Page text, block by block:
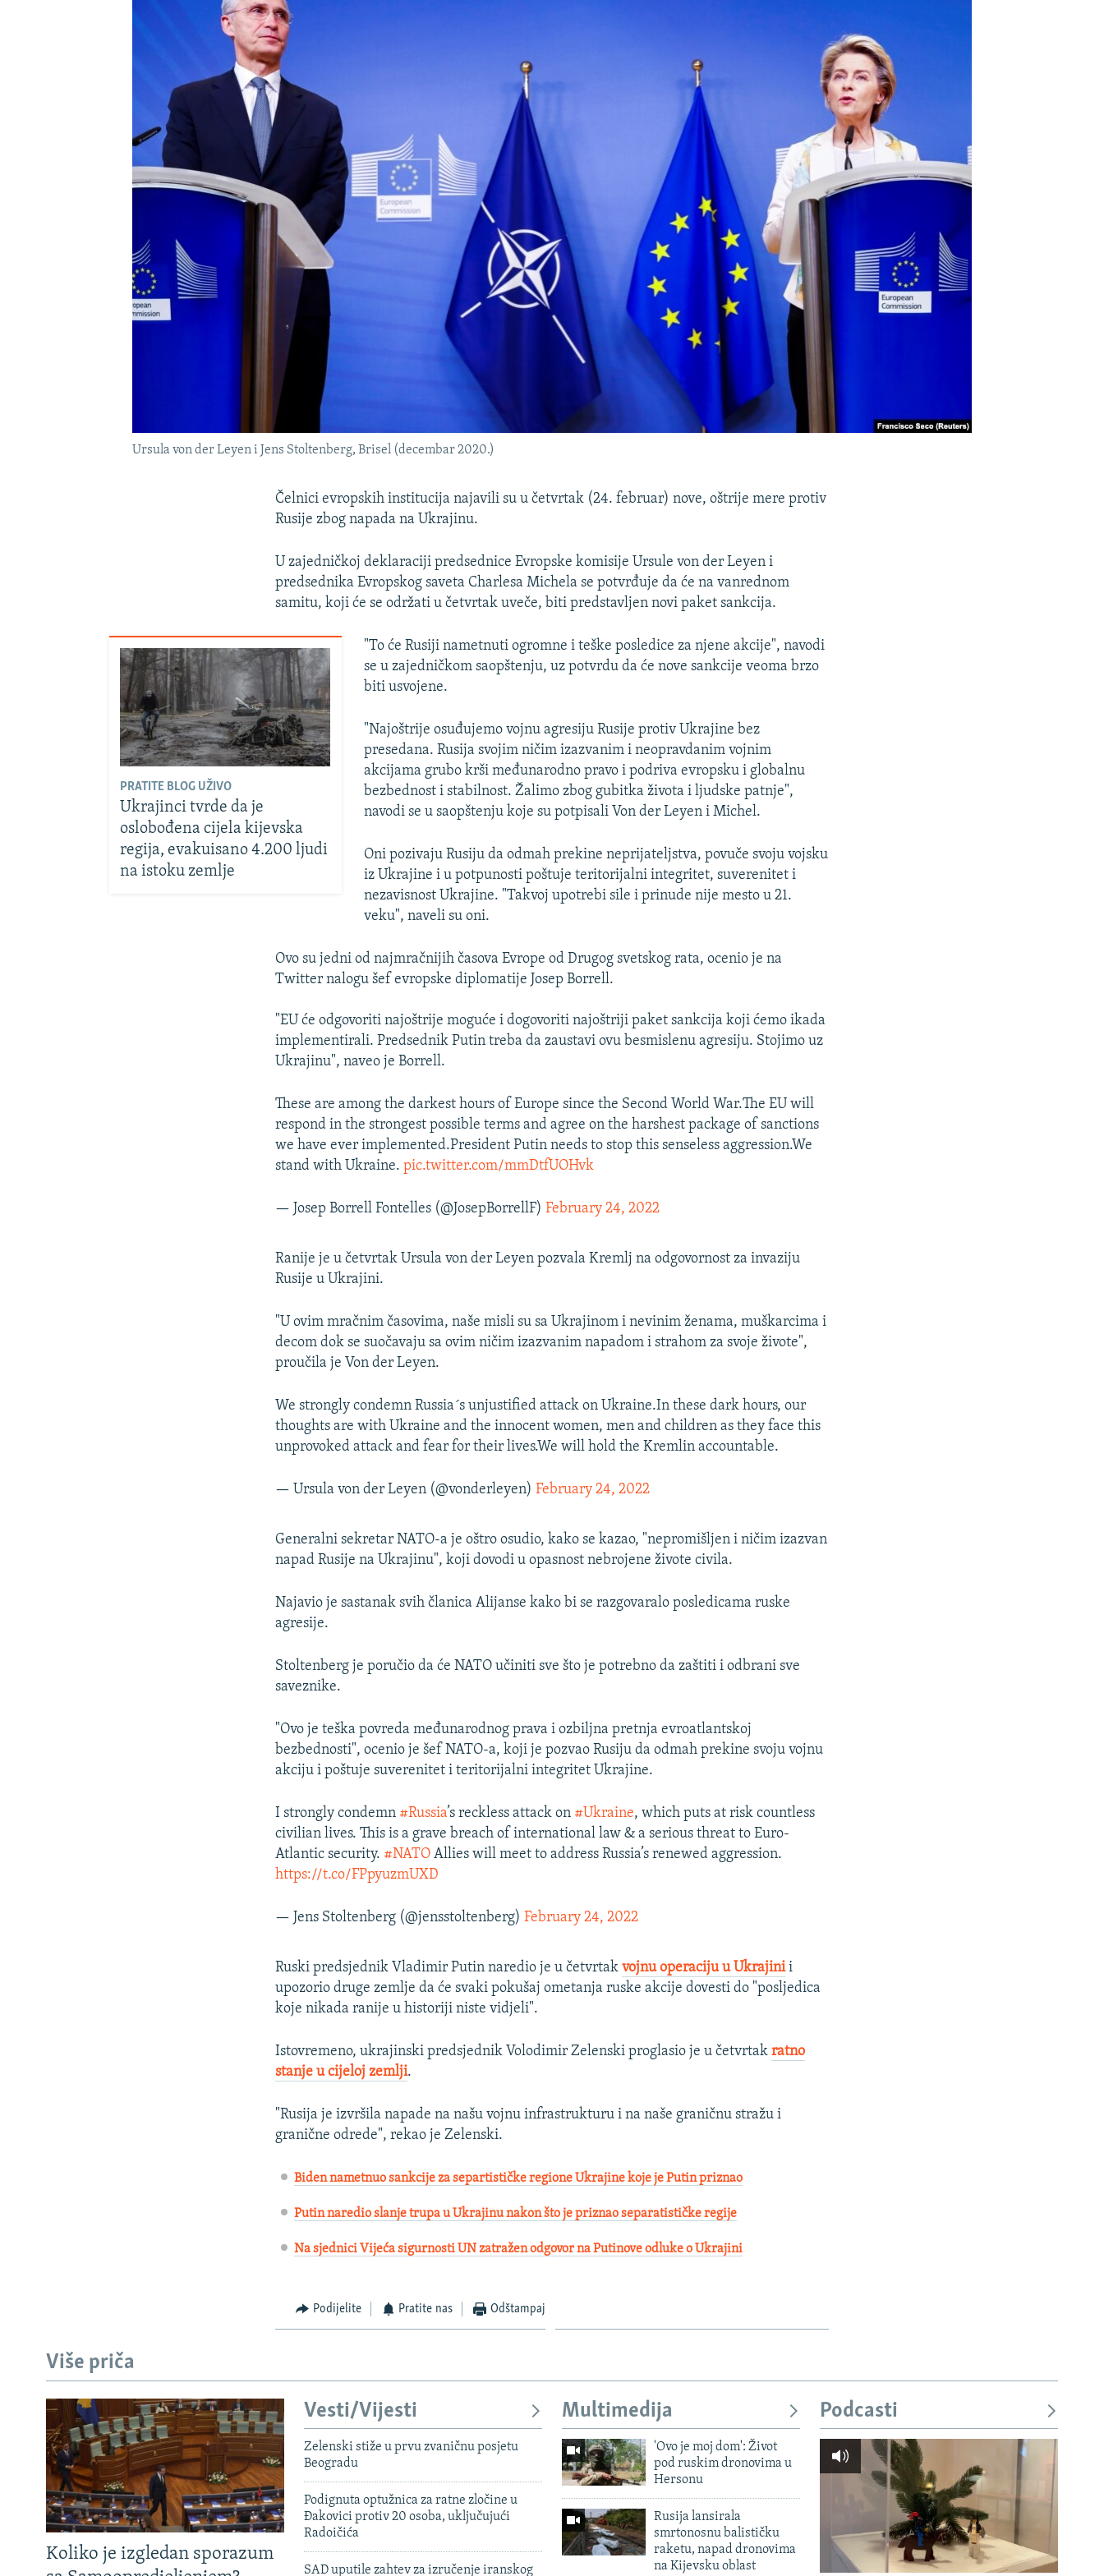
POPLAVE I KLIZIŠTA U BIH 2024.
TRI DECENIJE OD RATA U BIH
Ursula von der Leyen i Jens Stoltenberg, Brisel (decembar 2020.)
Čelnici evropskih institucija najavili su u četvrtak (24. februar) nove, oštrije mere protiv
Rusije zbog napada na Ukrajinu.
U zajedničkoj deklaraciji predsednice Evropske komisije Ursule von der Leyen i
predsednika Evropskog saveta Charlesa Michela se potvrđuje da će na vanrednom
samitu, koji će se održati u četvrtak uveče, biti predstavljen novi paket sankcija.
PRATITE BLOG UŽIVO
Ukrajinci tvrde da je
oslobođena cijela kijevska
regija, evakuisano 4.200 ljudi
na istoku zemlje
"To će Rusiji nametnuti ogromne i teške posledice za njene akcije", navodi
se u zajedničkom saopštenju, uz potvrdu da će nove sankcije veoma brzo
biti usvojene.
"Najoštrije osuđujemo vojnu agresiju Rusije protiv Ukrajine bez
presedana. Rusija svojim ničim izazvanim i neopravdanim vojnim
akcijama grubo krši međunarodno pravo i podriva evropsku i globalnu
bezbednost i stabilnost. Žalimo zbog gubitka života i ljudske patnje",
navodi se u saopštenju koje su potpisali Von der Leyen i Michel.
Oni pozivaju Rusiju da odmah prekine neprijateljstva, povuče svoju vojsku
iz Ukrajine i u potpunosti poštuje teritorijalni integritet, suverenitet i
nezavisnost Ukrajine. "Takvoj upotrebi sile i prinude nije mesto u 21.
veku", naveli su oni.
Ovo su jedni od najmračnijih časova Evrope od Drugog svetskog rata, ocenio je na
Twitter nalogu šef evropske diplomatije Josep Borrell.
"EU će odgovoriti najoštrije moguće i dogovoriti najoštriji paket sankcija koji ćemo ikada
implementirali. Predsednik Putin treba da zaustavi ovu besmislenu agresiju. Stojimo uz
Ukrajinu", naveo je Borrell.
These are among the darkest hours of Europe since the Second World War.The EU will
respond in the strongest possible terms and agree on the harshest package of sanctions
we have ever implemented.President Putin needs to stop this senseless aggression.We
stand with Ukraine.pic.twitter.com/mmDtfUOHvk
— Josep Borrell Fontelles (@JosepBorrellF)February 24, 2022
Ranije je u četvrtak Ursula von der Leyen pozvala Kremlj na odgovornost za invaziju
Rusije u Ukrajini.
"U ovim mračnim časovima, naše misli su sa Ukrajinom i nevinim ženama, muškarcima i
decom dok se suočavaju sa ovim ničim izazvanim napadom i strahom za svoje živote",
proučila je Von der Leyen.
We strongly condemn Russia´s unjustified attack on Ukraine.In these dark hours, our
thoughts are with Ukraine and the innocent women, men and children as they face this
unprovoked attack and fear for their lives.We will hold the Kremlin accountable.
— Ursula von der Leyen (@vonderleyen)February 24, 2022
Generalni sekretar NATO-a je oštro osudio, kako se kazao, "nepromišljen i ničim izazvan
napad Rusije na Ukrajinu", koji dovodi u opasnost nebrojene živote civila.
Najavio je sastanak svih članica Alijanse kako bi se razgovaralo posledicama ruske
agresije.
Stoltenberg je poručio da će NATO učiniti sve što je potrebno da zaštiti i odbrani sve
saveznike.
"Ovo je teška povreda međunarodnog prava i ozbiljna pretnja evroatlantskoj
bezbednosti", ocenio je šef NATO-a, koji je pozvao Rusiju da odmah prekine svoju vojnu
akciju i poštuje suverenitet i teritorijalni integritet Ukrajine.
I strongly condemn #Russia’s reckless attack on #Ukraine, which puts at risk countless
civilian lives. This is a grave breach of international law & a serious threat to Euro-
Atlantic security. #NATO Allies will meet to address Russia’s renewed aggression.
https://t.co/FPpyuzmUXD
— Jens Stoltenberg (@jensstoltenberg)February 24, 2022
Ruski predsjednik Vladimir Putin naredio je u četvrtakvojnu operaciju u Ukrajinii
upozorio druge zemlje da će svaki pokušaj ometanja ruske akcije dovesti do "posljedica
koje nikada ranije u historiji niste vidjeli".
Istovremeno, ukrajinski predsjednik Volodimir Zelenski proglasio je u četvrtakratno
stanje u cijeloj zemlji.
"Rusija je izvršila napade na našu vojnu infrastrukturu i na naše graničnu stražu i
granične odrede", rekao je Zelenski.
Biden nametnuo sankcije za separtističke regione Ukrajine koje je Putin priznao
Putin naredio slanje trupa u Ukrajinu nakon što je priznao separatističke regije
Na sjednici Vijeća sigurnosti UN zatražen odgovor na Putinove odluke o Ukrajini
Podijelite Pratite nas Odštampaj
Više priča
Koliko je izgledan sporazum
Vesti/Vijesti
Zelenski stiže u prvu zvaničnu posjetu
Beogradu
Podignuta optužnica za ratne zločine u
Đakovici protiv 20 osoba, uključujući
Radoičića
SAD uputile zahtev za izručenje iranskog
Multimedija
'Ovo je moj dom': Život
pod ruskim dronovima u
Hersonu
Rusija lansirala
smrtonosnu balističku
raketu, napad dronovima
na Kijevsku oblast
Podcasti